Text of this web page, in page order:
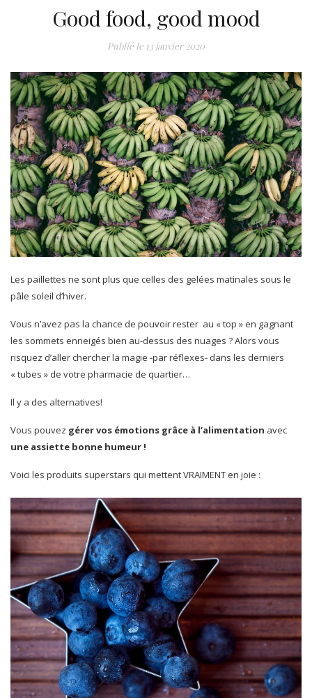
Good food, good mood
Publié le 13 janvier 2020
Les paillettes ne sont plus que celles des gelées matinales sous le
pâle soleil d’hiver.
Vous n’avez pas la chance de pouvoir rester au « top » en gagnant
les sommets enneigés bien au-dessus des nuages ? Alors vous
risquez d’aller chercher la magie -par réflexes- dans les derniers
« tubes » de votre pharmacie de quartier…
Il y a des alternatives!
Vous pouvez gérer vos émotions grâce à l’alimentation avec
une assiette bonne humeur !
Voici les produits superstars qui mettent VRAIMENT en joie :